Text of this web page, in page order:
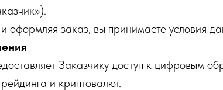
оформляя заказ, вы принимаете условия
Заказчику доступ к цифровым
и криптовалют.